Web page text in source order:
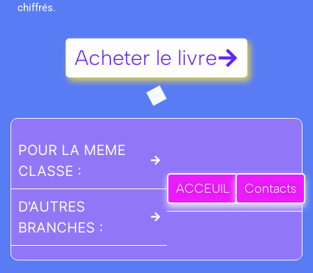
chiffrés.
Acheter le livre
POUR LA MEME
CLASSE :
D'AUTRES
BRANCHES :
ACCEUIL Contacts